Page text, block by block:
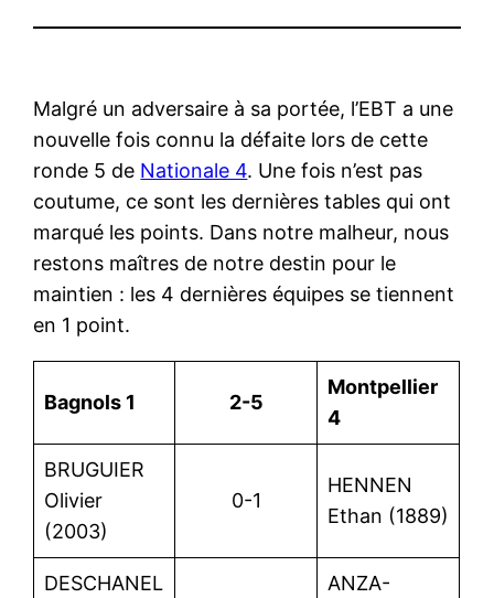
Malgré un adversaire à sa portée, l’EBT a une
nouvelle fois connu la défaite lors de cette
ronde 5 de Nationale 4. Une fois n’est pas
coutume, ce sont les dernières tables qui ont
marqué les points. Dans notre malheur, nous
restons maîtres de notre destin pour le
maintien : les 4 dernières équipes se tiennent
en 1 point.
Bagnols 1 2-5
Montpellier
4
BRUGUIER
Olivier
(2003)
0-1
HENNEN
Ethan (1889)
DESCHANEL
ANZA-